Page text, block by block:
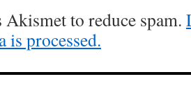
Akismet to reduce spam.
is processed.